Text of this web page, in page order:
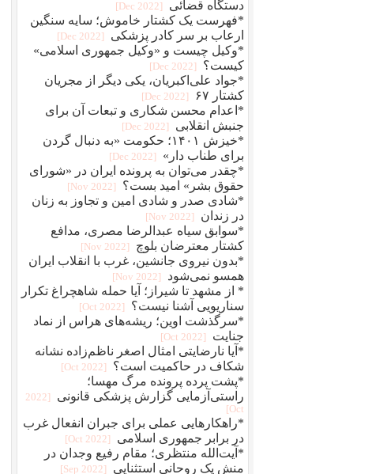
دستگاه قضائی
[2022 Dec]
*فهرست یک کشتار خاموش؛ سایه سنگین
ارعاب بر سر کادر پزشکی
[2022 Dec]
*وکیل چیست و «وکیل جمهوری اسلامی»
کیست؟
[2022 Dec]
*جواد علی‌اکبریان، یکی دیگر از مجریان
کشتار ۶۷
[2022 Dec]
*اعدام محسن شکاری و تبعات آن برای
جنبش انقلابی
[2022 Dec]
*خیزش ۱۴۰۱؛ حکومت «به دنبال گردن
برای طناب دار»
[2022 Dec]
*چقدر می‌توان به پرونده ایران در «شورای
حقوق بشر» امید بست؟
[2022 Nov]
*شادی صدر و شادی امین و تجاوز به زنان
در زندان
[2022 Nov]
*سوابق سیاه عبدالرضا مصری، مدافع
کشتار معترضان بلوچ
[2022 Nov]
*بدون نیروی جانشین، غرب با انقلاب ایران
همسو نمی‌شود
[2022 Nov]
* از مشهد تا شیراز؛ آیا حمله شاهچراغ تکرار
سناریویی آشنا نیست؟
[2022 Oct]
*سرگذشت اوین؛ ریشه‌های هراس از نماد
جنایت
[2022 Oct]
*آیا نارضایتی امثال اصغر ناظم‌زاده نشانه
شکاف در حاکمیت است؟
[2022 Oct]
*پشت پرده پرونده مرگ مهسا؛
راستی‌آزمایی گزارش پزشکی قانونی
[2022
Oct]
*راهکارهایی عملی برای جبران انفعال غرب
در برابر جمهوری اسلامی
[2022 Oct]
*آیت‌الله منتظری؛ مقام رفیع وجدان در
منش یک روحانی استثنایی
[2022 Sep]